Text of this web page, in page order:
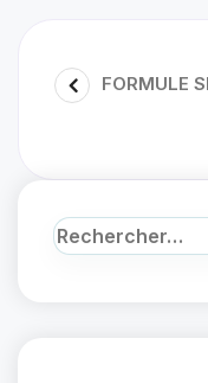
FORMULE